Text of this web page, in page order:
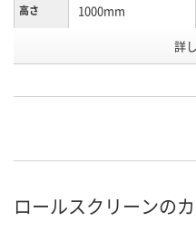
高さ 1000mm
カゴへ
詳
ロールスクリーンの